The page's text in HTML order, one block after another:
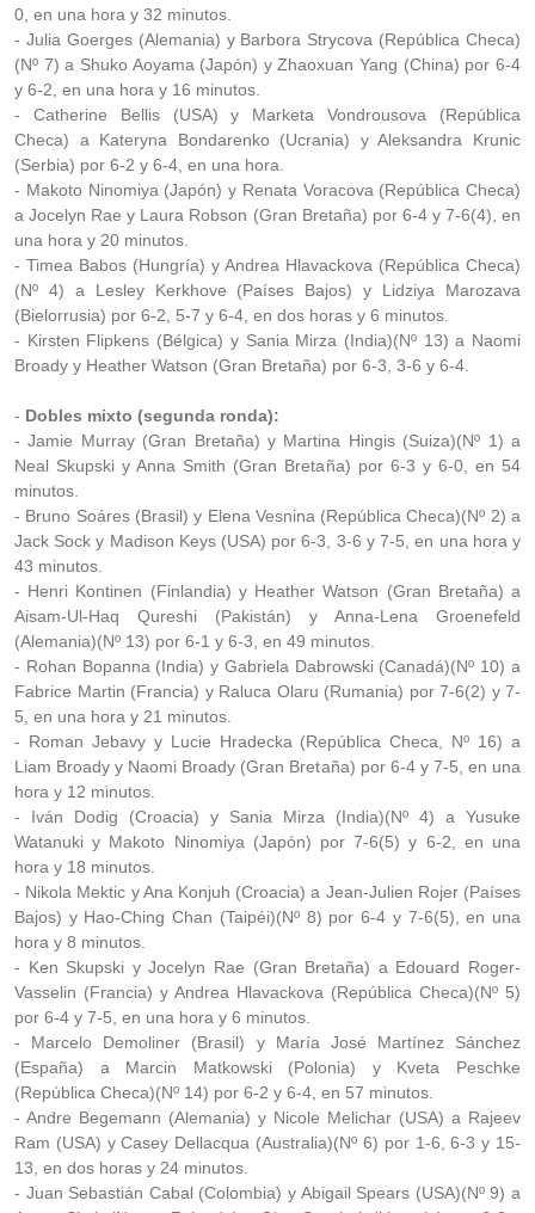
0, en una hora y 32 minutos.
- Julia Goerges (Alemania) y Barbora Strycova (República Checa)
(Nº 7) a Shuko Aoyama (Japón) y Zhaoxuan Yang (China) por 6-4
y 6-2, en una hora y 16 minutos.
- Catherine Bellis (USA) y Marketa Vondrousova (República
Checa) a Kateryna Bondarenko (Ucrania) y Aleksandra Krunic
(Serbia) por 6-2 y 6-4, en una hora.
- Makoto Ninomiya (Japón) y Renata Voracova (República Checa)
a Jocelyn Rae y Laura Robson (Gran Bretaña) por 6-4 y 7-6(4), en
una hora y 20 minutos.
- Timea Babos (Hungría) y Andrea Hlavackova (República Checa)
(Nº 4) a Lesley Kerkhove (Países Bajos) y Lidziya Marozava
(Bielorrusia) por 6-2, 5-7 y 6-4, en dos horas y 6 minutos.
- Kirsten Flipkens (Bélgica) y Sania Mirza (India)(Nº 13) a Naomi
Broady y Heather Watson (Gran Bretaña) por 6-3, 3-6 y 6-4.
- Dobles mixto (segunda ronda):
- Jamie Murray (Gran Bretaña) y Martina Hingis (Suiza)(Nº 1) a
Neal Skupski y Anna Smith (Gran Bretaña) por 6-3 y 6-0, en 54
minutos.
- Bruno Soáres (Brasil) y Elena Vesnina (República Checa)(Nº 2) a
Jack Sock y Madison Keys (USA) por 6-3, 3-6 y 7-5, en una hora y
43 minutos.
- Henri Kontinen (Finlandia) y Heather Watson (Gran Bretaña) a
Aisam-Ul-Haq Qureshi (Pakistán) y Anna-Lena Groenefeld
(Alemania)(Nº 13) por 6-1 y 6-3, en 49 minutos.
- Rohan Bopanna (India) y Gabriela Dabrowski (Canadá)(Nº 10) a
Fabrice Martin (Francia) y Raluca Olaru (Rumania) por 7-6(2) y 7-
5, en una hora y 21 minutos.
- Roman Jebavy y Lucie Hradecka (República Checa, Nº 16) a
Liam Broady y Naomi Broady (Gran Bretaña) por 6-4 y 7-5, en una
hora y 12 minutos.
- Iván Dodig (Croacia) y Sania Mirza (India)(Nº 4) a Yusuke
Watanuki y Makoto Ninomiya (Japón) por 7-6(5) y 6-2, en una
hora y 18 minutos.
- Nikola Mektic y Ana Konjuh (Croacia) a Jean-Julien Rojer (Países
Bajos) y Hao-Ching Chan (Taipéi)(Nº 8) por 6-4 y 7-6(5), en una
hora y 8 minutos.
- Ken Skupski y Jocelyn Rae (Gran Bretaña) a Edouard Roger-
Vasselin (Francia) y Andrea Hlavackova (República Checa)(Nº 5)
por 6-4 y 7-5, en una hora y 6 minutos.
- Marcelo Demoliner (Brasil) y María José Martínez Sánchez
(España) a Marcin Matkowski (Polonia) y Kveta Peschke
(República Checa)(Nº 14) por 6-2 y 6-4, en 57 minutos.
- Andre Begemann (Alemania) y Nicole Melichar (USA) a Rajeev
Ram (USA) y Casey Dellacqua (Australia)(Nº 6) por 1-6, 6-3 y 15-
13, en dos horas y 24 minutos.
- Juan Sebastián Cabal (Colombia) y Abigail Spears (USA)(Nº 9) a